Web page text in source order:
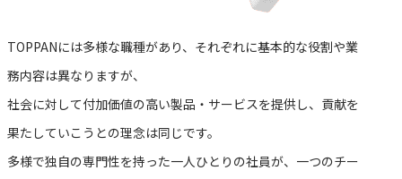
TOPPANには多様な職種があり、それぞれに基本的な役割や業
務内容は異なりますが、
社会に対して付加価値の高い製品・サービスを提供し、貢献を
果たしていこうとの理念は同じです。
多様で独自の専門性を持った一人ひとりの社員が、一つのチー